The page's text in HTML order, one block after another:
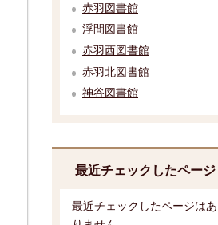
赤羽図書館
浮間図書館
赤羽西図書館
赤羽北図書館
神谷図書館
最近チェックしたページ
最近チェックしたページはあ